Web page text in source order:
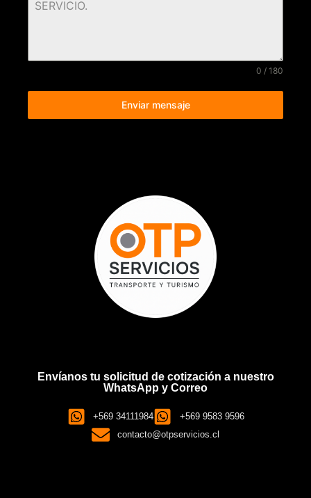
0 / 180
Enviar mensaje
Envíanos tu solicitud de cotización a nuestro
WhatsApp y Correo
+569 34111984
+569 9583 9596
contacto@otpservicios.cl